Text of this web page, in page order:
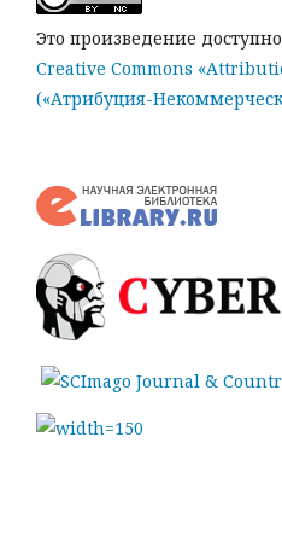
Это произведение
Creative Commons
(«Атрибуция-